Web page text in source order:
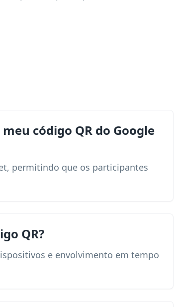
código QR do Google
permitindo que os participantes
QR?
e envolvimento em tempo